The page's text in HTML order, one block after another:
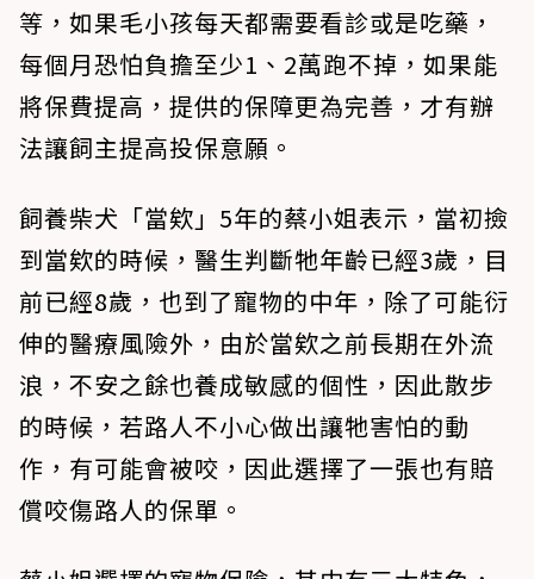
等，如果毛小孩每天都需要看診或是吃藥，
每個月恐怕負擔至少1、2萬跑不掉，如果能
將保費提高，提供的保障更為完善，才有辦
法讓飼主提高投保意願。
飼養柴犬「當欸」5年的蔡小姐表示，當初撿
到當欸的時候，醫生判斷牠年齡已經3歲，目
前已經8歲，也到了寵物的中年，除了可能衍
伸的醫療風險外，由於當欸之前長期在外流
浪，不安之餘也養成敏感的個性，因此散步
的時候，若路人不小心做出讓牠害怕的動
作，有可能會被咬，因此選擇了一張也有賠
償咬傷路人的保單。